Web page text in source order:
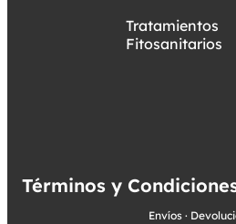
Tratamientos
Fitosanitarios
Términos y
Envíos ·